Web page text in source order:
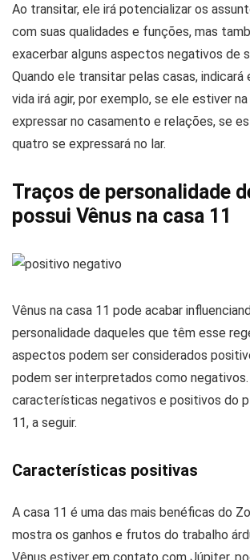
Ao transitar, ele irá potencializar os
com suas qualidades e funções, mas
exacerbar alguns aspectos negativos de
Quando ele transitar pelas casas, indicará
vida irá agir, por exemplo, se ele estiver
expressar no casamento e relações, se
quatro se expressará no lar.
Traços de personalidade
possui Vênus na casa 11
Vênus na casa 11 pode acabar
personalidade daqueles que têm esse
aspectos podem ser considerados
podem ser interpretados como
características negativos e positivos do
11, a seguir.
Características positivas
A casa 11 é uma das mais benéficas do
mostra os ganhos e frutos do trabalho